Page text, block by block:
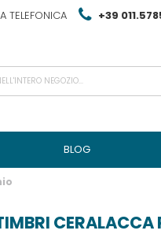
TELEFONICA +39
BLOG
CERALACCA